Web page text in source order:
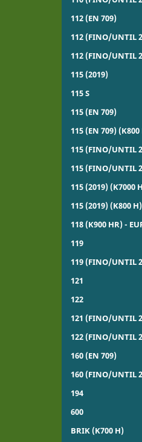
112 (EN 709)
112 (FINO/UNTIL
112 (FINO/UNTIL
115 (2019)
115 S
115 (EN 709)
115 (EN 709)
115 (FINO/UNTIL
115 (FINO/UNTIL
115 (2019) (K7000
115 (2019) (K800 H)
118 (K900 HR) -
119
119 (FINO/UNTIL
121
122
121 (FINO/UNTIL
122 (FINO/UNTIL
160 (EN 709)
160 (FINO/UNTIL
194
600
BRIK (K700 H)